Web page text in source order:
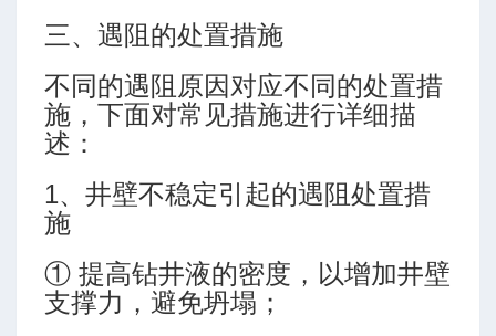
测模块
三、遇阻的处置措施
不同的遇阻原因对应不同的处置措
施，下面对常见措施进行详细描
述：
1、井壁不稳定引起的遇阻处置措
施
① 提高钻井液的密度，以增加井壁
支撑力，避免坍塌；